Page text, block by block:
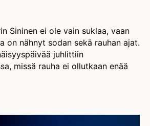
Sininen ei ole vain suklaa, vaan
on nähnyt sodan sekä rauhan ajat.
juhlittiin
missä rauha ei ollutkaan enää